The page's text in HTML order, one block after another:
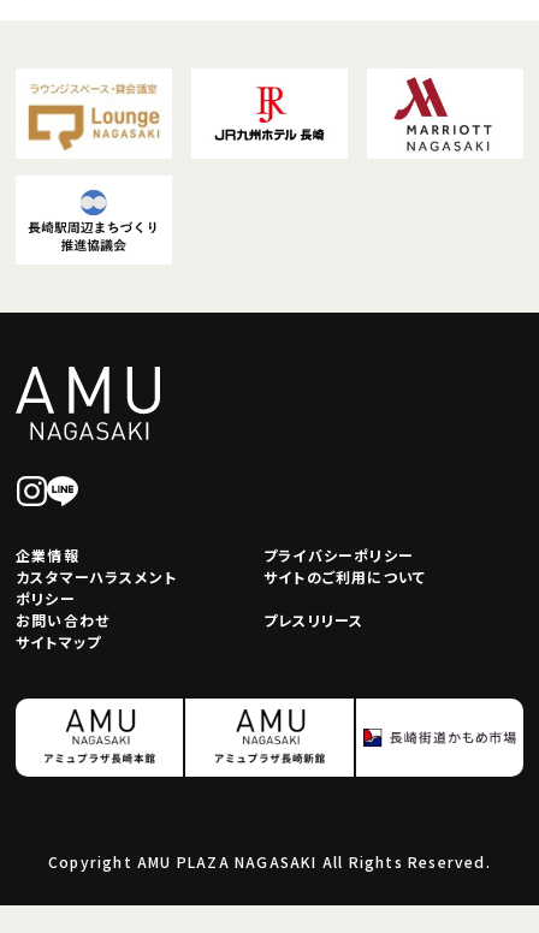
企業情報
プライバシーポリシー
カスタマーハラスメント
ポリシー
サイトのご利用について
お問い合わせ
プレスリリース
サイトマップ
Copyright AMU PLAZA NAGASAKI All Rights Reserved.